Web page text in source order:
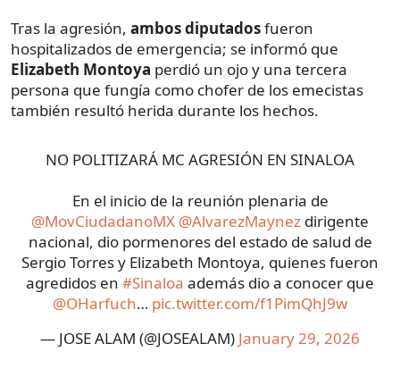
Tras la agresión, ambos diputadosfueron
hospitalizados de emergencia; se informó que
Elizabeth Montoya perdió un ojo y una tercera
persona que fungía como chofer de los emecistas
también resultó herida durante los hechos.
NO POLITIZARÁ MC AGRESIÓN EN SINALOA
En el inicio de la reunión plenaria de
@MovCiudadanoMX @AlvarezMaynez dirigente
nacional, dio pormenores del estado de salud de
Sergio Torres y Elizabeth Montoya, quienes fueron
agredidos en #Sinaloa además dio a conocer que
@OHarfuch… pic.twitter.com/f1PimQhJ9w
— JOSE ALAM (@JOSEALAM) January 29, 2026